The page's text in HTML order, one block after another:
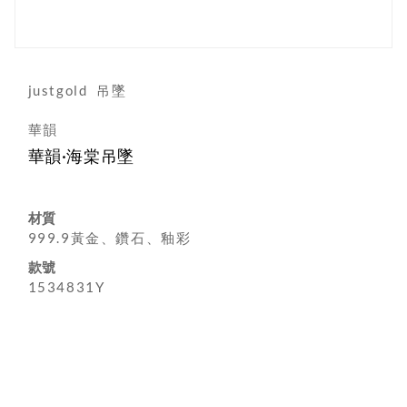
justgold 吊墜
華韻
華韻·海棠吊墜
材質
999.9黃金、鑽石、釉彩
款號
1534831Y